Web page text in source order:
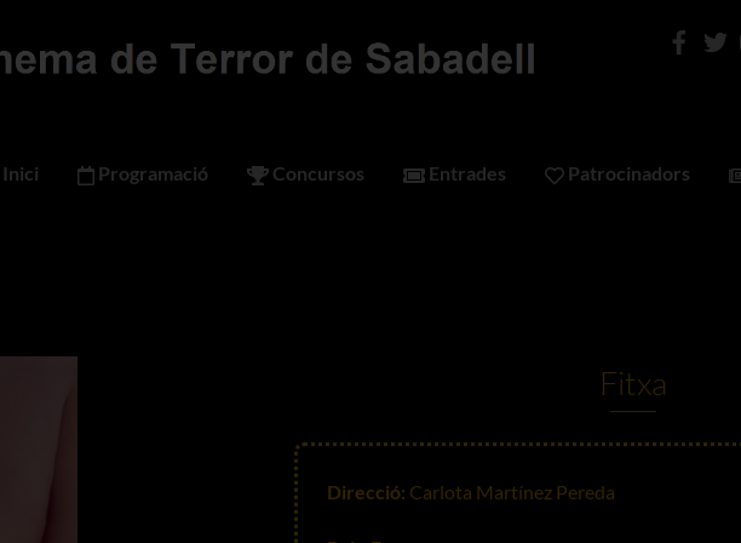
Inici Programació Concursos Entrades Patrocinadors
Fitxa
Direcció: Carlota Martínez Pereda